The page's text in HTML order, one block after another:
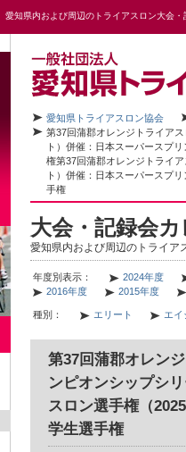
愛知県内および周辺のトライアスロン大会
愛知県トライアスロン協会
第37回蒲郡オレンジトライア
ト）併催：日本スーパースプ
権第37回蒲郡オレンジトライ
ト）併催：日本スーパースプ
手権
大会・記録会
愛知県内および周辺のトライア
年度別表示： 2024年度
2016年度
2015年度
種別： エリート エイ
第37回蒲郡オレン
ンピオンシップシ
スロン選手権（
学生選手権